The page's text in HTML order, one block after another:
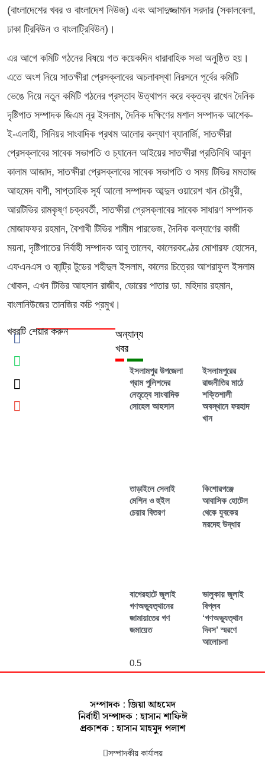
(বাংলাদেশের খবর ও বাংলাদেশ নিউজ) এবং আসাদুজ্জামান সরদার (সকালবেলা,
ঢাকা ট্রিবিউন ও বাংলাট্রিবিউন)।
এর আগে কমিটি গঠনের বিষয়ে গত কয়েকদিন ধারাবাহিক সভা অনুষ্ঠিত হয়।
এতে অংশ নিয়ে সাতক্ষীরা প্রেসক্লাবের অচলাবস্থা নিরসনে পূর্বের কমিটি
ভেঙে দিয়ে নতুন কমিটি গঠনের প্রস্তাব উত্থাপন করে বক্তব্য রাখেন দৈনিক
দৃষ্টিপাত সম্পাদক জিএম নূর ইসলাম, দৈনিক দক্ষিণের মশাল সম্পাদক আশেক-
ই-এলাহী, সিনিয়র সাংবাদিক প্রথম আলোর কল্যাণ ব্যানার্জি, সাতক্ষীরা
প্রেসক্লাবের সাবেক সভাপতি ও চ্যানেল আইয়ের সাতক্ষীরা প্রতিনিধি আবুল
কালাম আজাদ, সাতক্ষীরা প্রেসক্লাবের সাবেক সভাপতি ও সময় টিভির মমতাজ
আহমেদ বাপী, সাপ্তাহিক সূর্য আলো সম্পাদক আব্দুল ওয়ারেশ খান চৌধুরী,
আরটিভির রামকৃষ্ণ চক্রবর্তী, সাতক্ষীরা প্রেসক্লাবের সাবেক সাধারণ সম্পাদক
মোজাফফর রহমান, বৈশাখী টিভির শামীম পারভেজ, দৈনিক কল্যাণের কাজী
ময়না, দৃষ্টিপাতের নির্বাহী সম্পাদক আবু তালেব, কালেরকণ্ঠের মোশারফ হোসেন,
এফএনএস ও কান্ট্রি টুডের শহীদুল ইসলাম, কালের চিত্রের আশরাফুল ইসলাম
খোকন, এখন টিভির আহসান রাজীব, ভোরের পাতার ডা. মহিদার রহমান,
বাংলানিউজের তানজির কচি প্রমুখ।
খবরটি শেয়ার করুন
অন্যান্য
খবর
ইসলামপুর উপজেলা
গ্রাম পুলিশদের
নেতৃত্বে সাংবাদিক
সোহেল আহসান
ইসলামপুরের
রাজনীতির মাঠে
শক্তিশালী
অবস্থানে ফরহাদ
খান
তাড়াইলে সেলাই
মেশিন ও হুইল
চেয়ার বিতরণ
কিশোরগঞ্জে
আবাসিক হোটেল
থেকে যুবকের
মরদেহ উদ্ধার
বাগেরহাটে জুলাই
গণঅভ্যুত্থানের
জামায়াতের গণ
জমায়েত
ভালুকায় জুলাই
বিপ্লব
‘গণঅভ্যুত্থান
দিবস’ স্মরণে
আলোচনা
সম্পাদক : জিয়া আহমেদ
নির্বাহী সম্পাদক : হাসান শাফিঈ
প্রকাশক : হাসান মাহমুদ পলাশ
সম্পাদকীয় কার্যালয়